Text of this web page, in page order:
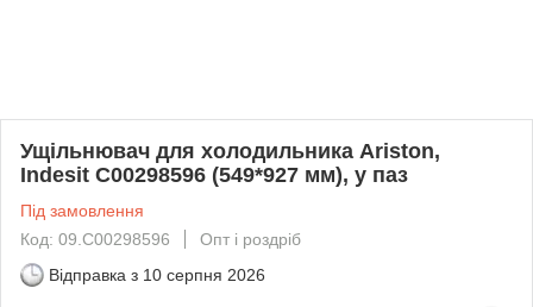
Ущільнювач для холодильника Ariston,
Indesit C00298596 (549*927 мм), у паз
Під замовлення
Код: 09.C00298596
Опт і роздріб
Відправка з 10 серпня 2026